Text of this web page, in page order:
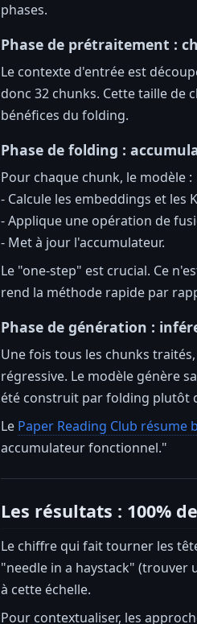
phases.
Phase de prétraitement :
Le contexte d'entrée est
donc 32 chunks. Cette taille
bénéfices du folding.
Phase de folding :
Pour chaque chunk, le modèle :
- Calcule les embeddings et les
- Applique une opération de
- Met à jour l'accumulateur.
Le "one-step" est crucial. Ce
rend la méthode rapide par
Phase de génération :
Une fois tous les chunks
régressive. Le modèle génère
été construit par folding plutôt
Le Paper Reading Club résume
accumulateur fonctionnel."
Les résultats : 100%
Le chiffre qui fait tourner les
"needle in a haystack" (trouver
à cette échelle.
Pour contextualiser, les